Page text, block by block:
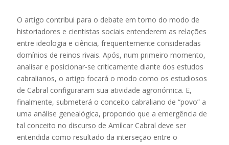
O artigo contribui para o debate em torno do modo de
historiadores e cientistas sociais entenderem as relações
entre ideologia e ciência, frequentemente consideradas
domínios de reinos rivais. Após, num primeiro momento,
analisar e posicionar-se criticamente diante dos estudos
cabralianos, o artigo focará o modo como os estudiosos
de Cabral configuraram sua atividade agronómica. E,
finalmente, submeterá o conceito cabraliano de “povo” a
uma análise genealógica, propondo que a emergência de
tal conceito no discurso de Amílcar Cabral deve ser
entendida como resultado da interseção entre o